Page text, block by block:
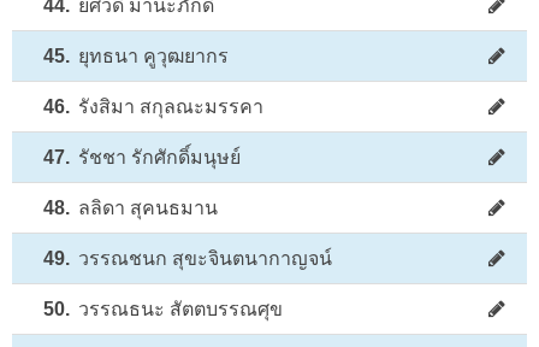
44. ยศวดี มานะภักดี
45. ยุทธนา คูวุฒยากร
46. รังสิมา สกุลณะมรรคา
47. รัชชา รักศักดิ์มนุษย์
48. ลลิดา สุคนธมาน
49. วรรณชนก สุขะจินตนากาญจน์
50. วรรณธนะ สัตตบรรณศุข